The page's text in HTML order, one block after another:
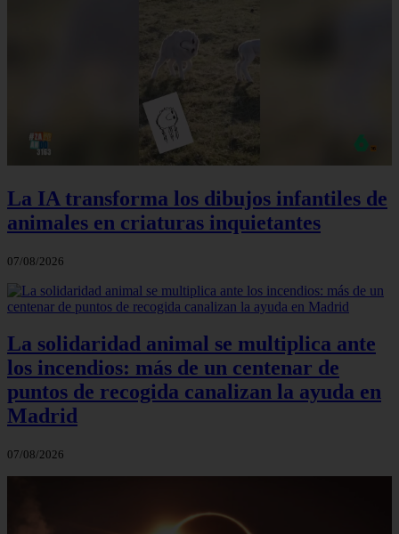
La IA transforma los dibujos infantiles de
animales en criaturas inquietantes
07/08/2026
La solidaridad animal se multiplica ante
los incendios: más de un centenar de
puntos de recogida canalizan la ayuda en
Madrid
07/08/2026